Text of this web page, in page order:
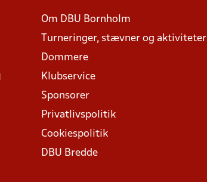
Om DBU Bornholm
Turneringer, stævner og aktiviteter
Dommere
Klubservice
Sponsorer
Privatlivspolitik
Cookiespolitik
DBU Bredde